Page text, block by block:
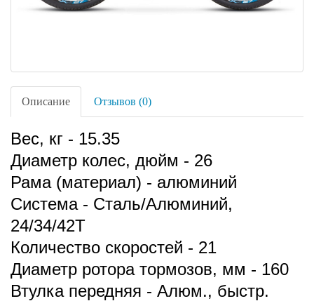
Описание Отзывов (0)
Вес, кг - 15.35
Диаметр колес, дюйм - 26
Рама (материал) - алюминий
Система - Сталь/Алюминий,
24/34/42Т
Количество скоростей - 21
Диаметр ротора тормозов, мм - 160
Втулка передняя - Алюм., быстр.